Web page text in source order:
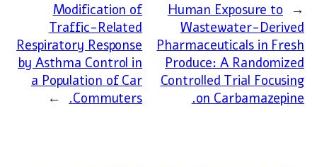
←
Human Exposure to
Wastewater-Derived
Pharmaceuticals in Fresh
Produce: A Randomized
Controlled Trial Focusing
on Carbamazepine.
Modification of
Traffic-Related
Respiratory Response
by Asthma Control in
a Population of Car
Commuters.
→